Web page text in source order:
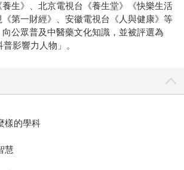
生》、北京電視台《養生堂》《快樂生活
第一財經》、安徽電視台《人與健康》等
公眾普及中醫藥文化知識，並被評選為
普影響力人物」。
樣的學科
慧